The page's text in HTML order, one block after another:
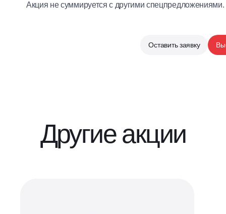
Акция не суммируется с другими спецпредложениями.
Оставить заявку
Другие акции